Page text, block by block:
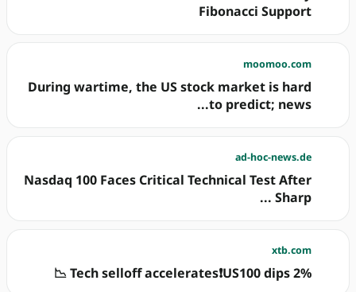
Fibonacci Support
moomoo.com
During wartime, the US stock market is hard
to predict; news...
ad-hoc-news.de
Nasdaq 100 Faces Critical Technical Test After
Sharp ...
xtb.com
Tech selloff accelerates❗️US100 dips 2% 📉